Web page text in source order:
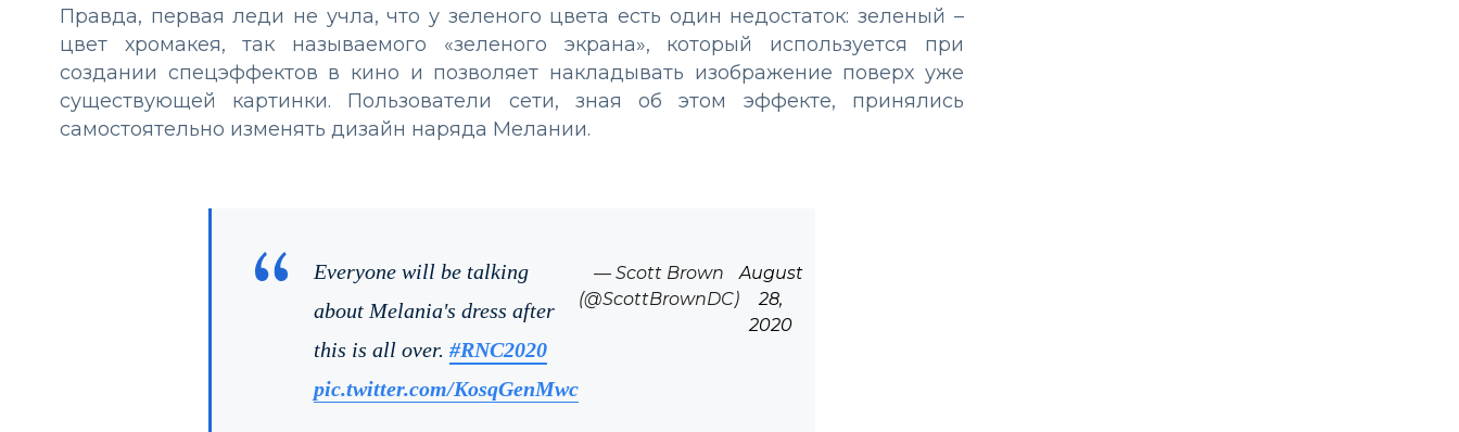
Правда, первая леди не учла, что у зеленого цвета есть один недостаток: зеленый –
цвет хромакея, так называемого «зеленого экрана», который используется при
создании спецэффектов в кино и позволяет накладывать изображение поверх уже
существующей картинки. Пользователи сети, зная об этом эффекте, принялись
самостоятельно изменять дизайн наряда Мелании.
Everyone will be talking
about Melania's dress after
this is all over. #RNC2020
pic.twitter.com/KosqGenMwc
— Scott Brown
(@ScottBrownDC)
August
28,
2020